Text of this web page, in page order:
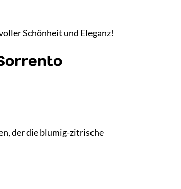
Schönheit und Eleganz!
der die blumig-zitrische